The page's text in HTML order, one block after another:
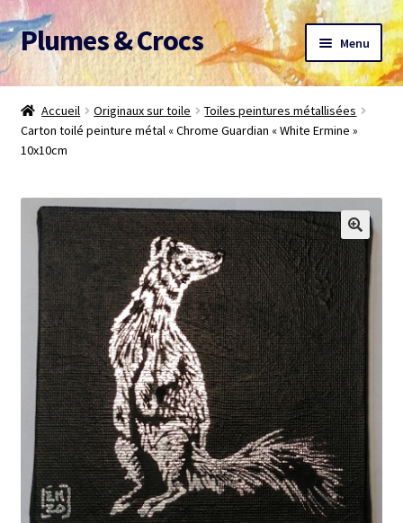
Aller
à
la
navigation
Aller
au
contenu
Plumes & Crocs Menu
Accueil
Devis gratuit
Mon compte
A propos
CGV
Me contacter
Accueil Originaux sur toile
Toiles peintures métallisées
Carton toilé peinture métal « Chrome Guardian « White Ermine »
10x10cm